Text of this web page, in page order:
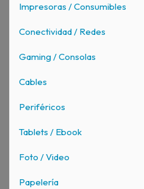
Impresoras / Consumibles
Conectividad / Redes
Gaming / Consolas
Cables
Periféricos
Tablets / Ebook
Foto / Video
Papelería